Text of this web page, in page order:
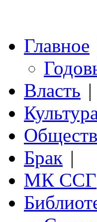
Главное
Власть |
Брак |
МК ССГ